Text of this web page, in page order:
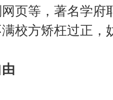
页等，著名学
校方矫枉过正，